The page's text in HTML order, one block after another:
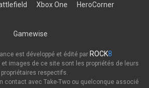
Xbox One HeroCorner
Gamewise
est développé et édité par ROCK8
images de ce site sont les propriétés de leurs
propriétaires respectifs.
contact avec Take-Two ou quelconque associé